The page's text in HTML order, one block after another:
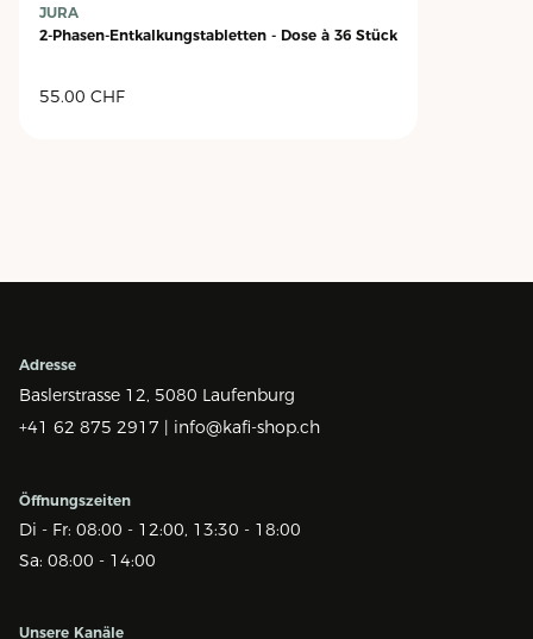
JURA
2-Phasen-Entkalkungstabletten - Dose à 36 Stück
55.00 CHF
Adresse
Baslerstrasse 12, 5080 Laufenburg
+41 62 875 2917 | info@kafi-shop.ch
Öffnungszeiten
Di - Fr: 08:00 - 12:00, 13:30 - 18:00
Sa: 08:00 - 14:00
Unsere Kanäle